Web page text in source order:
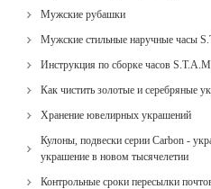
Мужские рубашки
Мужские стильные наручные часы
Инструкция по сборке часов
Как чистить золотые и серебряные
Хранение ювелирных украшений
Кулоны, подвески серии Carbon -
украшение в новом тысячелетии
Контрольные сроки пересылки